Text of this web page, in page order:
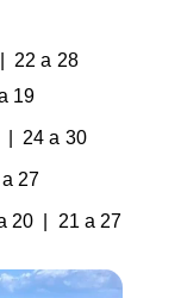
22 a 28
19
| 24 a 30
27
20 | 21 a 27